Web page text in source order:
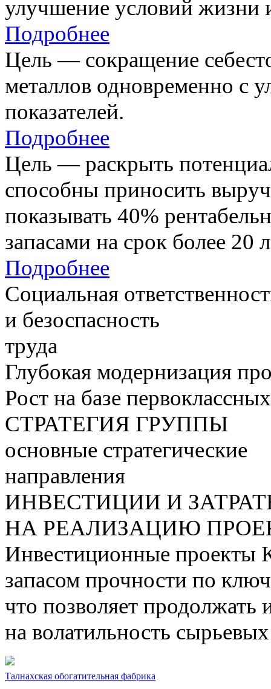
улучшение условий жизни
Подробнее
Цель — сокращение
металлов одновременно с
показателей.
Подробнее
Цель — раскрыть
способны приносить
показывать 40%
запасами на срок более 20
Подробнее
Социальная
и безоспасность
труда
Глубокая модернизация
Рост на базе
СТРАТЕГИЯ ГРУППЫ
основные стратегические
направления
ИНВЕСТИЦИИ И
НА РЕАЛИЗАЦИЮ
Инвестиционные проекты
запасом прочности по
что позволяет продолжать
на волатильность
Талнахская обогатительная фабрика